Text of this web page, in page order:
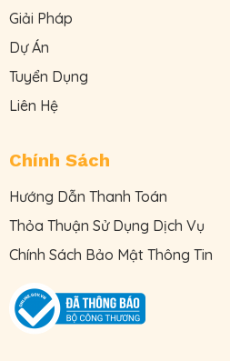
Giải Pháp
Dự Án
Tuyển Dụng
Liên Hệ
Chính Sách
Hướng Dẫn Thanh Toán
Thỏa Thuận Sử Dụng Dịch Vụ
Chính Sách Bảo Mật Thông Tin